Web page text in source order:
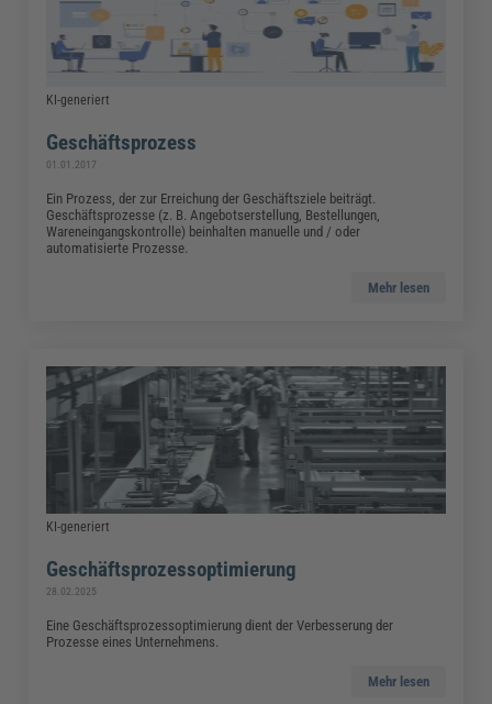
KI-generiert
Geschäftsprozess
01.01.2017
Ein Prozess, der zur Erreichung der Geschäftsziele beiträgt.
Geschäftsprozesse (z. B. Angebotserstellung, Bestellungen,
Wareneingangskontrolle) beinhalten manuelle und / oder
automatisierte Prozesse.
Mehr lesen
KI-generiert
Geschäftsprozessoptimierung
28.02.2025
Eine Geschäftsprozessoptimierung dient der Verbesserung der
Prozesse eines Unternehmens.
Mehr lesen